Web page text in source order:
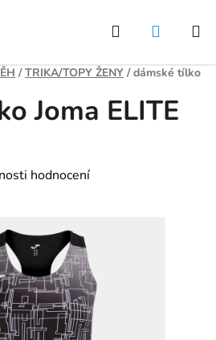
Hledat
/ TRIKA/TOPY ŽENY / dámské tílko
Joma ELITE
hodnocení